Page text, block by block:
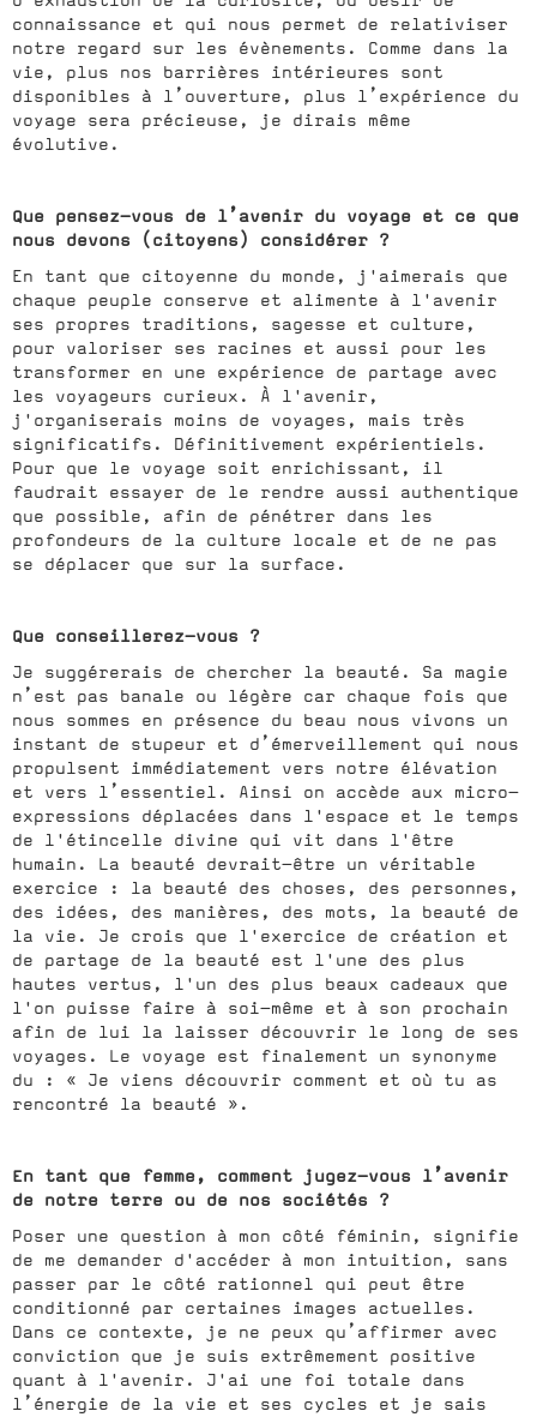
connaissance et qui nous permet de relativiser
notre regard sur les évènements. Comme dans la
vie, plus nos barrières intérieures sont
disponibles à l’ouverture, plus l’expérience du
voyage sera précieuse, je dirais même
évolutive.
Que pensez-vous de l’avenir du voyage et ce que
nous devons (citoyens) considérer ?
En tant que citoyenne du monde, j'aimerais que
chaque peuple conserve et alimente à l'avenir
ses propres traditions, sagesse et culture,
pour valoriser ses racines et aussi pour les
transformer en une expérience de partage avec
les voyageurs curieux. À l'avenir,
j'organiserais moins de voyages, mais très
significatifs. Définitivement expérientiels.
Pour que le voyage soit enrichissant, il
faudrait essayer de le rendre aussi authentique
que possible, afin de pénétrer dans les
profondeurs de la culture locale et de ne pas
se déplacer que sur la surface.
Que conseillerez-vous ?
Je suggérerais de chercher la beauté. Sa magie
n’est pas banale ou légère car chaque fois que
nous sommes en présence du beau nous vivons un
instant de stupeur et d’émerveillement qui nous
propulsent immédiatement vers notre élévation
et vers l’essentiel. Ainsi on accède aux micro-
expressions déplacées dans l'espace et le temps
de l'étincelle divine qui vit dans l'être
humain. La beauté devrait-être un véritable
exercice : la beauté des choses, des personnes,
des idées, des manières, des mots, la beauté de
la vie. Je crois que l'exercice de création et
de partage de la beauté est l'une des plus
hautes vertus, l'un des plus beaux cadeaux que
l'on puisse faire à soi-même et à son prochain
afin de lui la laisser découvrir le long de ses
voyages. Le voyage est finalement un synonyme
du : « Je viens découvrir comment et où tu as
rencontré la beauté ».
En tant que femme, comment jugez-vous l’avenir
de notre terre ou de nos sociétés ?
Poser une question à mon côté féminin, signifie
de me demander d'accéder à mon intuition, sans
passer par le côté rationnel qui peut être
conditionné par certaines images actuelles.
Dans ce contexte, je ne peux qu’affirmer avec
conviction que je suis extrêmement positive
quant à l'avenir. J'ai une foi totale dans
l’énergie de la vie et ses cycles et je sais